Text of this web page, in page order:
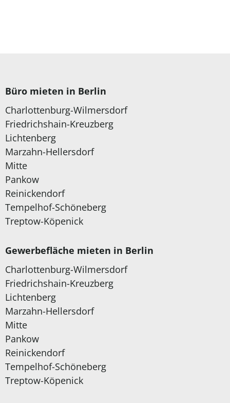
Büro mieten in Berlin
Charlottenburg-Wilmersdorf
Friedrichshain-Kreuzberg
Lichtenberg
Marzahn-Hellersdorf
Mitte
Pankow
Reinickendorf
Tempelhof-Schöneberg
Treptow-Köpenick
Gewerbefläche mieten in Berlin
Charlottenburg-Wilmersdorf
Friedrichshain-Kreuzberg
Lichtenberg
Marzahn-Hellersdorf
Mitte
Pankow
Reinickendorf
Tempelhof-Schöneberg
Treptow-Köpenick